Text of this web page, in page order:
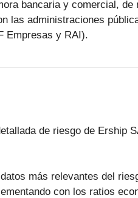
bancaria y comercial, de
las administraciones
Empresas y RAI).
de riesgo de Ership
más relevantes del
con los ratios